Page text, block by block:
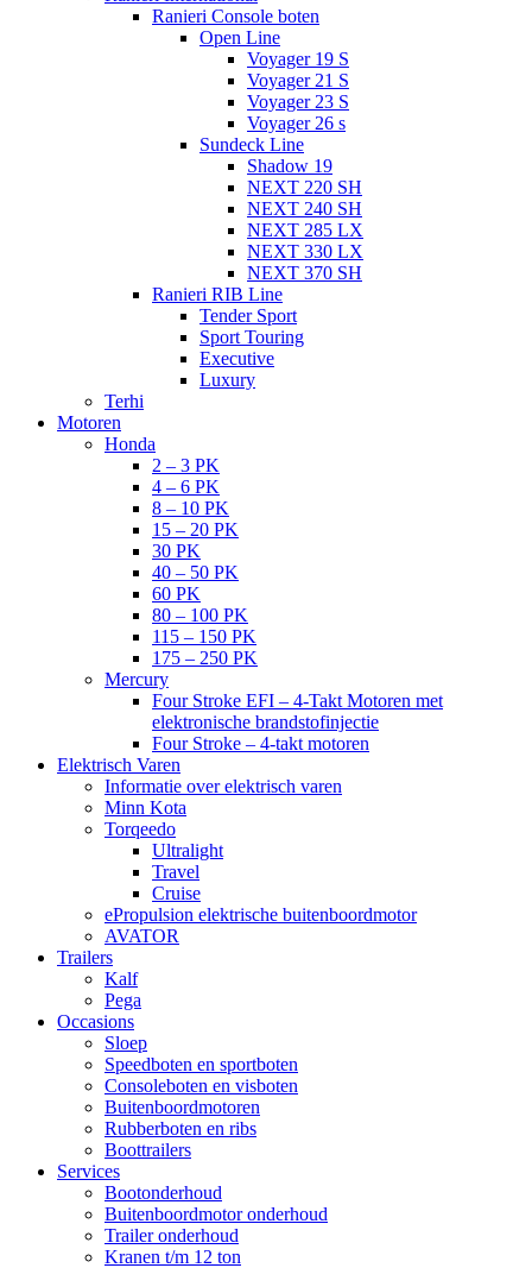
Ranieri Console boten
Open Line
Voyager 19 S
Voyager 21 S
Voyager 23 S
Voyager 26 s
Sundeck Line
Shadow 19
NEXT 220 SH
NEXT 240 SH
NEXT 285 LX
NEXT 330 LX
NEXT 370 SH
Ranieri RIB Line
Tender Sport
Sport Touring
Executive
Luxury
Terhi
Motoren
Honda
2 – 3 PK
4 – 6 PK
8 – 10 PK
15 – 20 PK
30 PK
40 – 50 PK
60 PK
80 – 100 PK
115 – 150 PK
175 – 250 PK
Mercury
Four Stroke EFI – 4-Takt Motoren met
elektronische brandstofinjectie
Four Stroke – 4-takt motoren
Elektrisch Varen
Informatie over elektrisch varen
Minn Kota
Torqeedo
Ultralight
Travel
Cruise
ePropulsion elektrische buitenboordmotor
AVATOR
Trailers
Kalf
Pega
Occasions
Sloep
Speedboten en sportboten
Consoleboten en visboten
Buitenboordmotoren
Rubberboten en ribs
Boottrailers
Services
Bootonderhoud
Buitenboordmotor onderhoud
Trailer onderhoud
Kranen t/m 12 ton